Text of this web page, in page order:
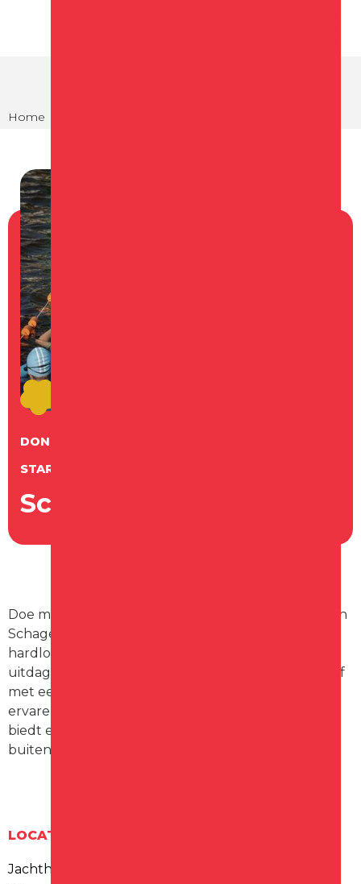
Home
DONDERDAG
STARTTIJD 19:00 UUR
Schager Triathlon
Doe mee of kom kijken bij de Van Slageren Triathlon
Schagen waarbij deelnemers zwemmen, fietsen en
hardlopen in en rond de haven. Ga je zelf de
uitdaging aan? Dan kan je individueel deelnemen of
met een team. De wedstrijd is geschikt voor zowel
ervaren triatleten als enthousiaste beginners en
biedt een mooie combinatie van sport en sfeer in de
buitenlucht.
LOCATIE
Jachthaven